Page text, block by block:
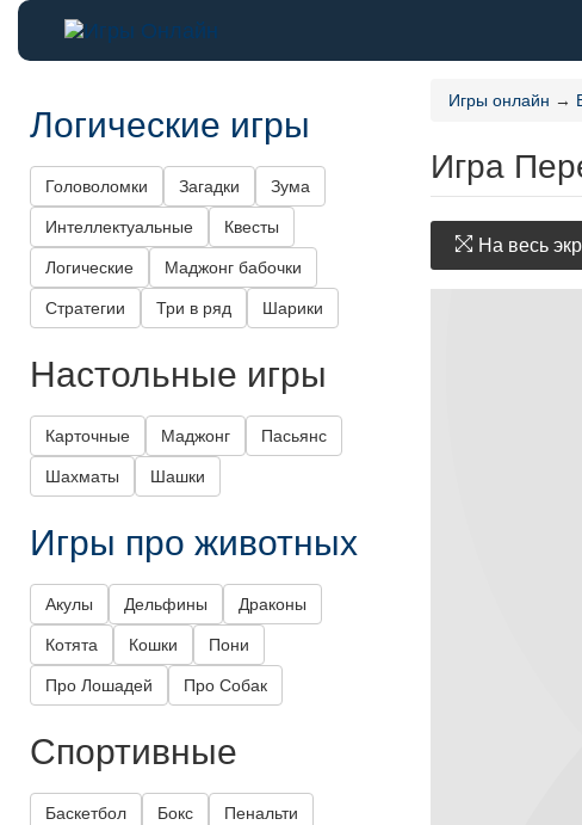
Игры онлайн →
Игра
На весь
Логические игры
Головоломки Загадки Зума
Интеллектуальные Квесты
Логические Маджонг бабочки
Стратегии Три в ряд Шарики
Настольные игры
Карточные Маджонг Пасьянс
Шахматы Шашки
Игры про животных
Акулы Дельфины Драконы
Котята Кошки Пони
Про Лошадей Про Собак
Спортивные
Баскетбол Бокс Пенальти